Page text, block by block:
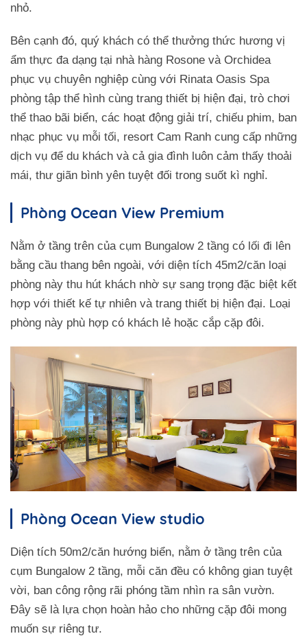
nhỏ.
Bên cạnh đó, quý khách có thể thưởng thức hương vị
ẩm thực đa dạng tại nhà hàng Rosone và Orchidea
phục vụ chuyên nghiệp cùng với Rinata Oasis Spa
phòng tập thể hình cùng trang thiết bị hiện đại, trò chơi
thể thao bãi biển, các hoạt động giải trí, chiếu phim, ban
nhạc phục vụ mỗi tối, resort Cam Ranh cung cấp những
dịch vụ để du khách và cả gia đình luôn cảm thấy thoải
mái, thư giãn bình yên tuyệt đối trong suốt kì nghỉ.
Phòng Ocean View Premium
Nằm ở tầng trên của cụm Bungalow 2 tầng có lối đi lên
bằng cầu thang bên ngoài, với diện tích 45m2/căn loại
phòng này thu hút khách nhờ sự sang trọng đặc biệt kết
hợp với thiết kế tự nhiên và trang thiết bị hiện đại. Loại
phòng này phù hợp có khách lẻ hoặc cắp cặp đôi.
Phòng Ocean View studio
Diện tích 50m2/căn hướng biển, nằm ở tầng trên của
cụm Bungalow 2 tầng, mỗi căn đều có không gian tuyệt
vời, ban công rộng rãi phóng tầm nhìn ra sân vườn.
Đây sẽ là lựa chọn hoàn hảo cho những cặp đôi mong
muốn sự riêng tư.